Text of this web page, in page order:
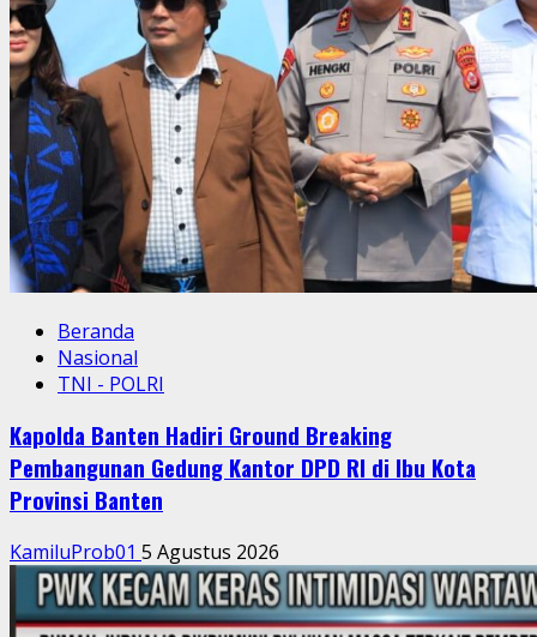
Beranda
Nasional
TNI - POLRI
Kapolda Banten Hadiri Ground Breaking
Pembangunan Gedung Kantor DPD RI di Ibu Kota
Provinsi Banten
KamiluProb01 5 Agustus 2026